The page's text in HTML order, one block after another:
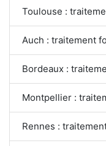
Toulouse :
Auch : traitement
Bordeaux :
Montpellier :
Rennes :